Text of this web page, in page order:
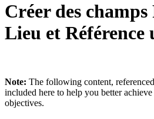
Créer des
Lieu et Référence
Note: The following content,
included here to help you better
objectives.